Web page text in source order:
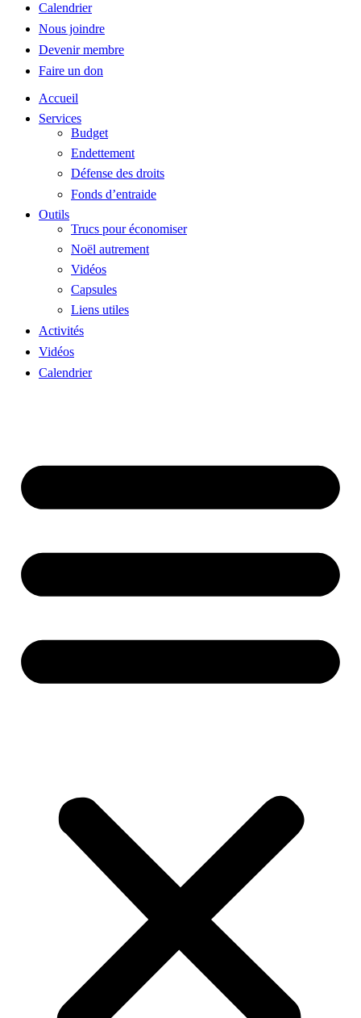
Calendrier
Nous joindre
Devenir membre
Faire un don
Accueil
Services
Budget
Endettement
Défense des droits
Fonds d’entraide
Outils
Trucs pour économiser
Noël autrement
Vidéos
Capsules
Liens utiles
Activités
Vidéos
Calendrier